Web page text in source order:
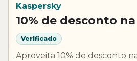
Kaspersky
10% de desconto
Verificado
Aproveita 10% de desconto